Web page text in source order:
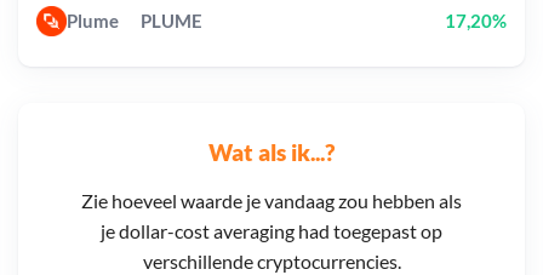
Wat als ik...?
Zie hoeveel waarde je vandaag zou hebben als
je dollar-cost averaging had toegepast op
verschillende cryptocurrencies.
Plume PLUME 17,20%